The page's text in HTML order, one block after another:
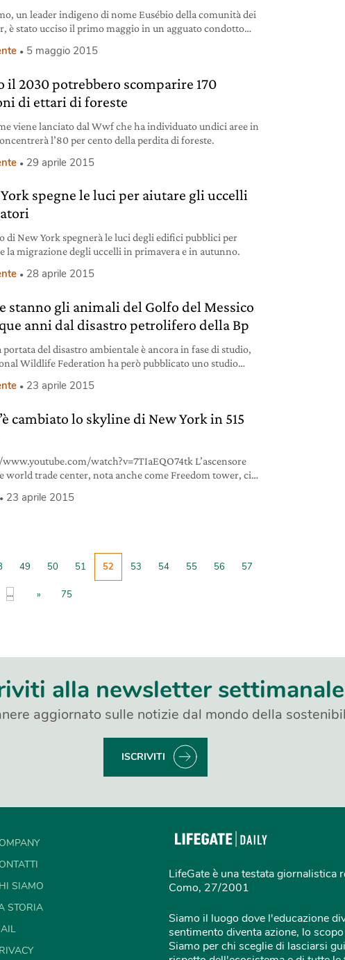
un leader indigeno di nome Eusébio della comunità dei
è stato ucciso il primo maggio in un agguato condotto
possano essere dei taglialegna fuorilegge.
da fuoco da
5 maggio 2015
il 2030 potrebbero scomparire 170
di ettari di foreste
viene lanciato dal Wwf che ha individuato undici aree in
l’80 per cento della perdita di foreste.
29 aprile 2015
spegne le luci per aiutare gli uccelli
di New York spegnerà le luci degli edifici pubblici per
la migrazione degli uccelli in primavera e in autunno.
28 aprile 2015
stanno gli animali del Golfo del Messico
anni dal disastro petrolifero della Bp
portata del disastro ambientale è ancora in fase di studio,
Wildlife Federation ha però pubblicato uno studio
23 aprile 2015
cambiato lo skyline di New York in 515
watch?v=7TIaEQO74tk L’ascensore
world trade center, nota anche come Freedom tower, ci
che ha preso il posto delle Torri gemelle (o World trade
23 aprile 2015
49 50 51 52 53 54 55 56 57
... » 75
alla newsletter settimanale
aggiornato sulle notizie dal mondo della
ISCRIVITI
SIAMO
STORIA
LifeGate è una testata giornalistica
Como, 27/2001
Siamo il luogo dove l'educazione
sentimento diventa azione, lo
Siamo per chi sceglie di lasciarsi